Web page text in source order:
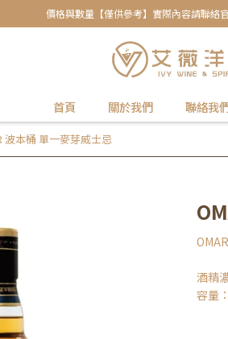
價格與數量【僅供參考】實際內容請聯絡
首頁 關於我們 聯絡我
波本桶 單一麥芽威士忌
酒精
容量